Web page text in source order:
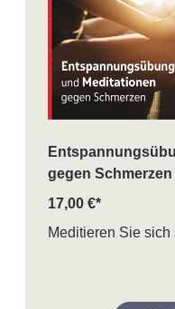
gegen Schmerzen
17,00 €*
Meditieren Sie sich